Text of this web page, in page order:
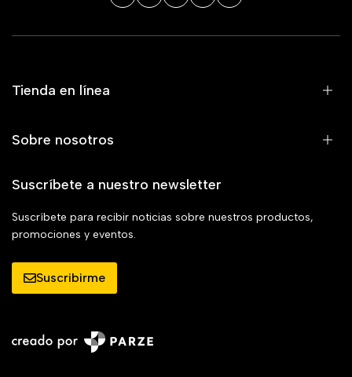
Tienda en línea
Sobre nosotros
Suscríbete a nuestro newsletter
Suscríbete para recibir noticias sobre nuestros productos,
promociones y eventos.
Suscribirme